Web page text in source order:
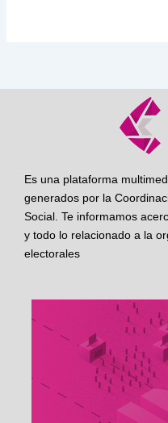
Es una plataforma
generados por la
Social. Te informamos
y todo lo relacionado a la
electorales